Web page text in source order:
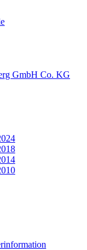
GmbH Co. KG